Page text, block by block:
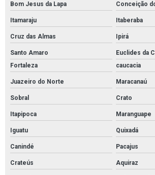
Bom Jesus da Lapa Conceição
Itamaraju Itaberaba
Cruz das Almas Ipirá
Santo Amaro
Euclides da
Fortaleza
caucacia
Juazeiro do Norte Maracanaú
Sobral Crato
Itapipoca Maranguape
Iguatu Quixadá
Canindé Pacajus
Crateús Aquiraz